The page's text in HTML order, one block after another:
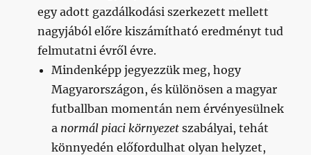
egy adott gazdálkodási szerkezett mellett
nagyjából előre kiszámítható eredményt tud
felmutatni évről évre.
Mindenképp jegyezzük meg, hogy
Magyarországon, és különösen a magyar
futballban momentán nem érvényesülnek
a normál piaci környezet szabályai, tehát
könnyedén előfordulhat olyan helyzet,